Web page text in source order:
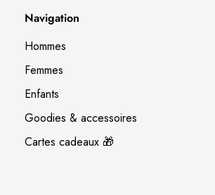
Navigation
Hommes
Femmes
Enfants
Goodies & accessoires
Cartes cadeaux 🎁